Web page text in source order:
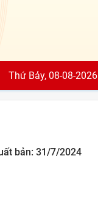
Thứ Bảy, 08-08-2026
bản: 31/7/2024